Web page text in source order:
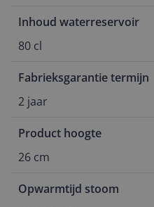
Inhoud waterreservoir
80 cl
Fabrieksgarantie termijn
2 jaar
Product hoogte
26 cm
Opwarmtijd stoom